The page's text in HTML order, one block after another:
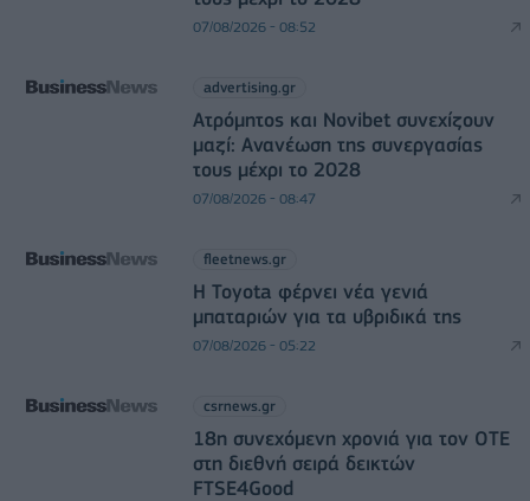
07/08/2026 - 08:52
advertising.gr
Ατρόμητος και Novibet συνεχίζουν
μαζί: Ανανέωση της συνεργασίας
τους μέχρι το 2028
07/08/2026 - 08:47
fleetnews.gr
Η Toyota φέρνει νέα γενιά
μπαταριών για τα υβριδικά της
07/08/2026 - 05:22
csrnews.gr
18η συνεχόμενη χρονιά για τον ΟΤΕ
στη διεθνή σειρά δεικτών
FTSE4Good